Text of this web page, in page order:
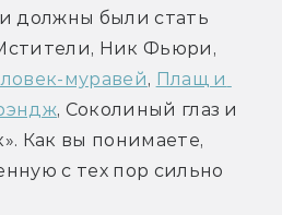
должны были стать
муравей, Плащ и
, Соколиный глаз и
Как вы понимаете,
с тех пор сильно